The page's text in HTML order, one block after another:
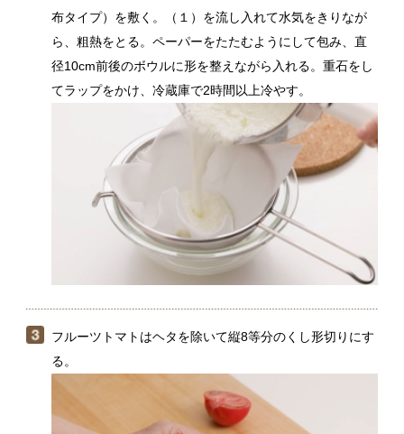
フルーツトマトはヘタを除いて縦8等分のくし形切りにす
器の中央に（２）のカッテージチーズをのせ、周囲にフ
ルーツトマトをぐるりと並べる。塩、黒こしょうをふ